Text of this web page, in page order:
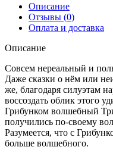
Описание
Отзывы (0)
Оплата и доставка
Описание
Совсем нереальный и
Даже сказки о нём или
же, благодаря силуэтам
воссоздать облик этого
Грибунком волшебный
получились по-своему
Разумеется, что с
больше волшебного.